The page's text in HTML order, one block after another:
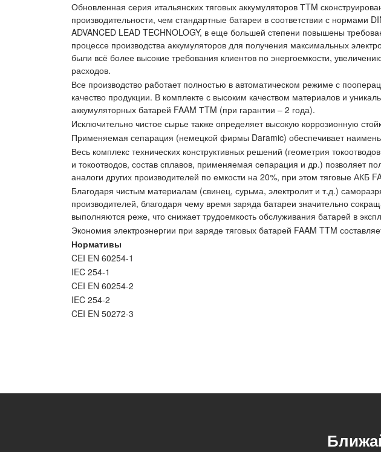
Обновленная серия итальянских тяговых аккумуляторов ТTM
производительности, чем стандартные батареи в соответствии с нормами
ADVANCED LEAD TECHNOLOGY, в еще большей степени повышены
процессе производства аккумуляторов для получения максимальных
были всё более высокие требования клиентов по энергоемкости,
расходов.
Все производство работает полностью в автоматическом режиме с
качество продукции. В комплекте с высоким качеством материалов и
аккумуляторных батарей FAAM ТTM (при гарантии – 2 года).
Исключительно чистое сырье также определяет высокую коррозионную
Применяемая сепарация (немецкой фирмы Daramic) обеспечивает
Весь комплекс технических конструктивных решений (геометрия
и токоотводов, состав сплавов, применяемая сепарация и др.) позволяет
аналоги других производителей по емкости на 20%, при этом тяговые
Благодаря чистым материалам (свинец, сурьма, электролит и т.д.)
производителей, благодаря чему время заряда батареи значительно
выполняются реже, что снижает трудоемкость обслуживания батарей в
Экономия электроэнергии при заряде тяговых батарей FAAM TTM
Нормативы
CEI EN 60254-1
IEC 254-1
CEI EN 60254-2
IEC 254-2
CEI EN 50272-3